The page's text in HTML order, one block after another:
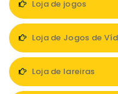
Loja de jogos
Loja de Jogos de
Loja de lareiras